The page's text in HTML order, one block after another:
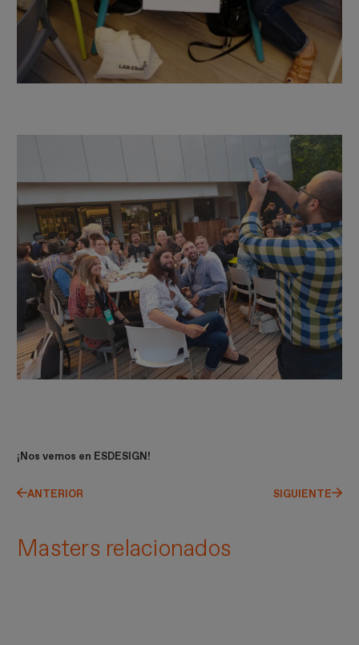
¡Nos vemos en ESDESIGN!
ANTERIOR SIGUIENTE
Masters relacionados